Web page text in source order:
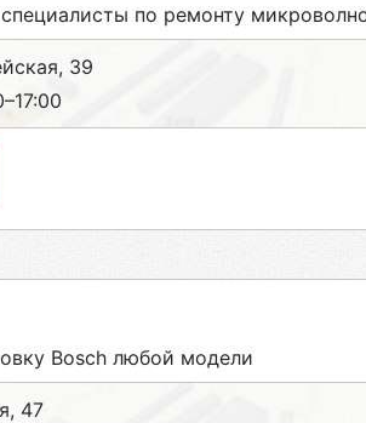
по ремонту
39
Bosch любой модели
47